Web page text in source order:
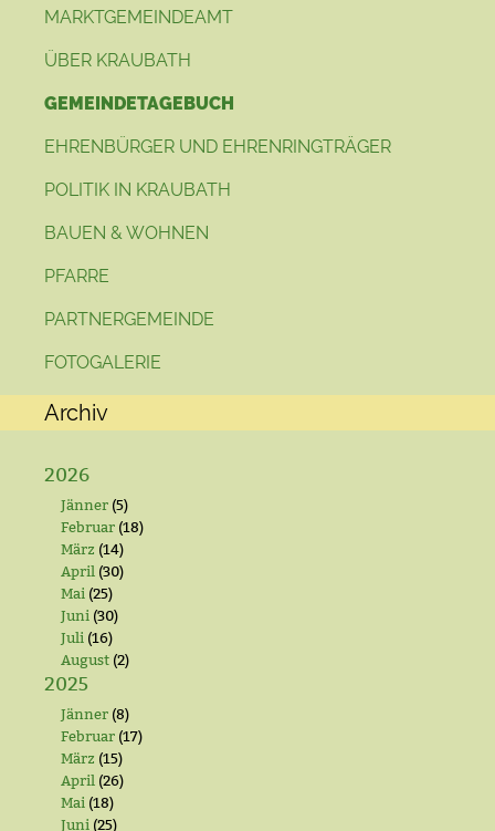
MARKTGEMEINDEAMT
ÜBER KRAUBATH
GEMEINDETAGEBUCH
EHRENBÜRGER UND EHRENRINGTRÄGER
POLITIK IN KRAUBATH
BAUEN & WOHNEN
PFARRE
PARTNERGEMEINDE
FOTOGALERIE
Archiv
2026
Jänner (5)
Februar (18)
März (14)
April (30)
Mai (25)
Juni (30)
Juli (16)
August (2)
2025
Jänner (8)
Februar (17)
März (15)
April (26)
Mai (18)
Juni (25)